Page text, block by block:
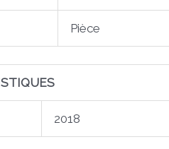
Pièce
2018